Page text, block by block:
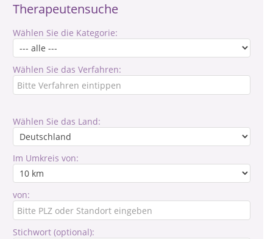
Therapeutensuche
Wählen Sie die Kategorie:
Wählen Sie das Verfahren:
Wählen Sie das Land:
Im Umkreis von:
von:
Stichwort (optional):